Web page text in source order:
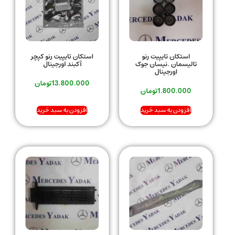
استکان تایپیت رنو
تالیسمان .نیسان جوک
اورجینال
1.800.000تومان
افزودن به سبد خرید
استکان تایپیت رنو کپچر
آکبند اورجینال
13.800.000تومان
افزودن به سبد خرید